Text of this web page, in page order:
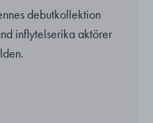
debutkollektion
inflytelserika aktörer